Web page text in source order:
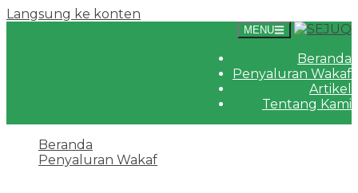
Langsung ke konten
MENU
Beranda
Penyaluran Wakaf
Artikel
Tentang Kami
Beranda
Penyaluran Wakaf